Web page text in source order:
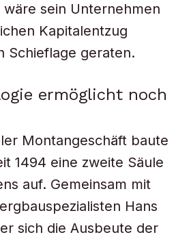
wäre sein Unternehmen
Kapitalentzug
Schieflage geraten.
ermöglicht noch
Montangeschäft baute
1494 eine zweite Säule
auf. Gemeinsam mit
Hans
sich die Ausbeute der